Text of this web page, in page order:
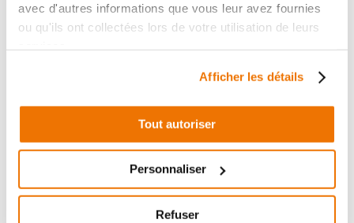
avec d'autres informations que vous leur avez fournies
ou qu'ils ont collectées lors de votre utilisation de leurs
Afficher les détails
Tout autoriser
Personnaliser
Refuser